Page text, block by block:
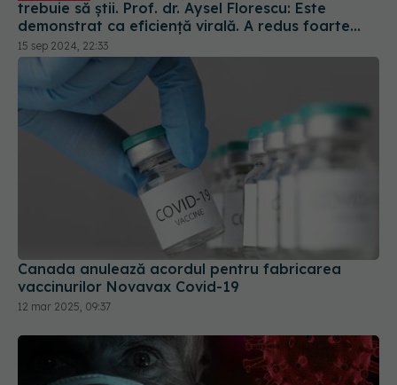
Canada anulează acordul pentru fabricarea
vaccinurilor Novavax Covid-19